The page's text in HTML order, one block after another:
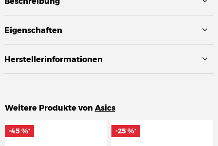
Eigenschaften
Herstellerinformationen
Weitere Produkte von Asics
-45 %*
-45 %* -25 %*
-25 %*